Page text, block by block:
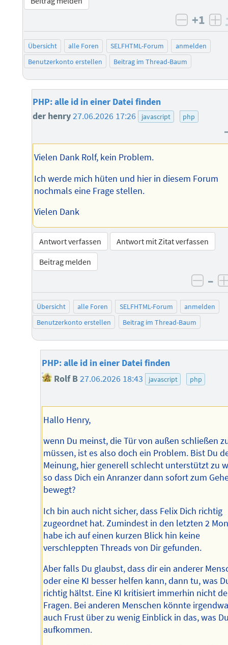
negativ
+1
Übersicht alle Foren SELFHTML-Forum
anmelden
Benutzerkonto erstellen
Beitrag im Thread-Baum
PHP: alle id in einer Datei finden
der henry27.06.2026 17:26 javascript php
Vielen Dank Rolf, kein Problem.
Ich werde mich hüten und hier in diesem Forum
nochmals eine Frage stellen.
Vielen Dank
Antwort verfassen
Antwort mit Zitat verfassen
Beitrag melden
–
Übersicht alle Foren SELFHTML-Forum
anmelden
Benutzerkonto erstellen
Beitrag im Thread-Baum
PHP: alle id in einer Datei finden
Rolf B27.06.2026 18:43 javascript php
Hallo Henry,
wenn Du meinst, die Tür von außen schließen
müssen, ist es also doch ein Problem. Bist Du
Meinung, hier generell schlecht unterstützt zu
so dass Dich ein Anranzer dann sofort zum
bewegt?
Ich bin auch nicht sicher, dass Felix Dich richtig
zugeordnet hat. Zumindest in den letzten 2
habe ich auf einen kurzen Blick hin keine
verschleppten Threads von Dir gefunden.
Aber falls Du glaubst, dass dir ein anderer
oder eine KI besser helfen kann, dann tu, was
richtig hältst. Eine KI kritisiert immerhin nicht
Fragen. Bei anderen Menschen könnte
auch Frust über zu wenig Einblick in das, was
aufkommen.